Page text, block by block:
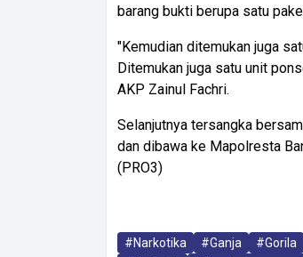
barang bukti berupa satu
"Kemudian ditemukan juga
Ditemukan juga satu unit
AKP Zainul Fachri.
Selanjutnya tersangka
dan dibawa ke Mapolresta
(PRO3)
#Narkotika #Ganja #Gorila